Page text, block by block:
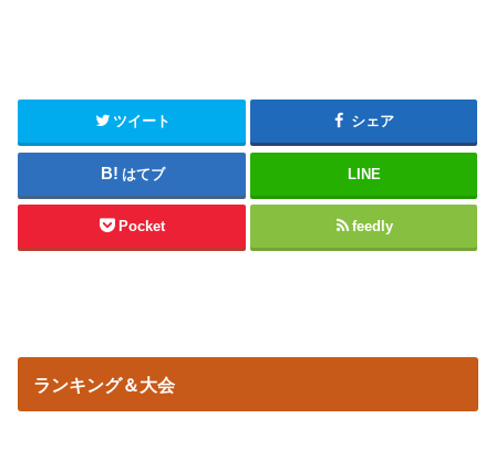
ツイート シェア
はてブ LINE
Pocket feedly
ランキング＆大会